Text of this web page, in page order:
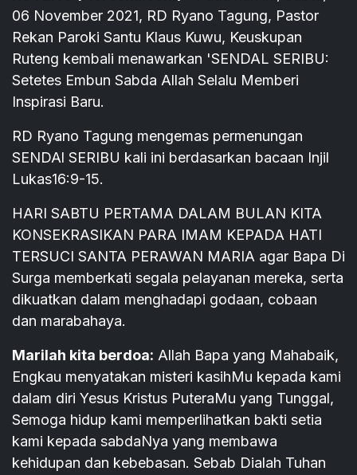
06 November 2021, RD Ryano Tagung, Pastor
Rekan Paroki Santu Klaus Kuwu, Keuskupan
Ruteng kembali menawarkan 'SENDAL SERIBU:
Setetes Embun Sabda Allah Selalu Memberi
Inspirasi Baru.
RD Ryano Tagung mengemas permenungan
SENDAl SERIBU kali ini berdasarkan bacaan Injil
Lukas16:9-15.
HARI SABTU PERTAMA DALAM BULAN KITA
KONSEKRASIKAN PARA IMAM KEPADA HATI
TERSUCI SANTA PERAWAN MARIA agar Bapa Di
Surga memberkati segala pelayanan mereka, serta
dikuatkan dalam menghadapi godaan, cobaan
dan marabahaya.
Marilah kita berdoa: Allah Bapa yang Mahabaik,
Engkau menyatakan misteri kasihMu kepada kami
dalam diri Yesus Kristus PuteraMu yang Tunggal,
Semoga hidup kami memperlihatkan bakti setia
kami kepada sabdaNya yang membawa
kehidupan dan kebebasan. Sebab Dialah Tuhan